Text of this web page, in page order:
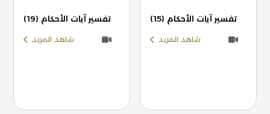
تفسير آيات الأحكام (15)
شاهد المزيد
تفسير آيات الأحكام (19)
شاهد المزيد